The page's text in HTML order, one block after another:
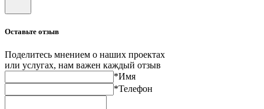
Оставьте отзыв
Поделитесь мнением о наших проектах
или услугах, нам важен каждый отзыв
*Имя
*Телефон